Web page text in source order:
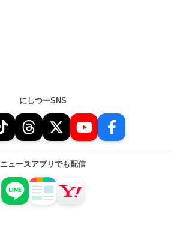
にしつーSNS
ニュースアプリでも配信